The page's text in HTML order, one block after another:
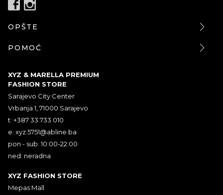
OPŠTE
POMOĆ
XYZ & MARELLA PREMIUM
FASHION STORE
Sarajevo City Center
Vrbanja 1, 71000 Sarajevo
t: +387 33 733 010
e: xyz.5751@abline.ba
pon - sub: 10:00-22:00
ned: neradna
XYZ FASHION STORE
Mepas Mall